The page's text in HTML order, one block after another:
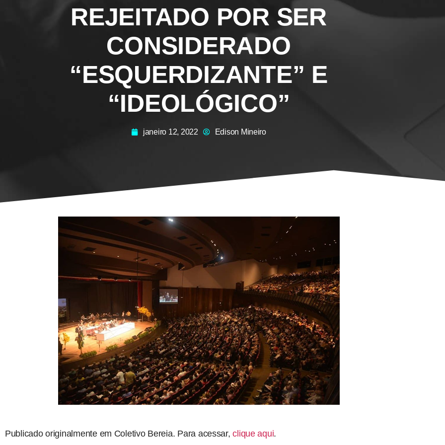
REJEITADO POR SER
CONSIDERADO
“ESQUERDIZANTE” E
“IDEOLÓGICO”
janeiro 12, 2022 Edison Mineiro
Publicado originalmente em Coletivo Bereia. Para acessar,clique aqui.